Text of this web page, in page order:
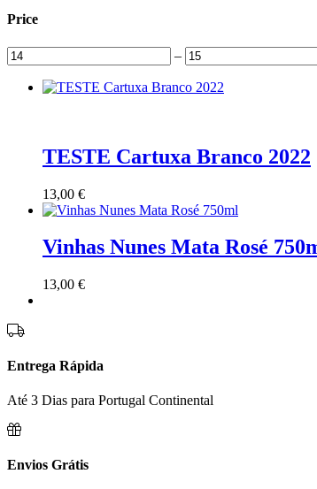
Price
–
TESTE Cartuxa Branco 2022
13,00 €
Vinhas Nunes Mata Rosé
13,00 €
Entrega Rápida
Até 3 Dias para Portugal Continental
Envios Grátis